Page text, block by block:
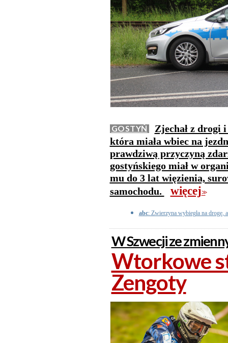
GOSTYŃ
Zjechał z drogi
która miała wbiec na
prawdziwą przyczyną
gostyńskiego miał w
mu do 3 lat więzienia,
samochodu.
więcej>>
abc: Zwierzyna wybiegła na drogę,
W Szwecji ze
Wtorkowe
Zengoty